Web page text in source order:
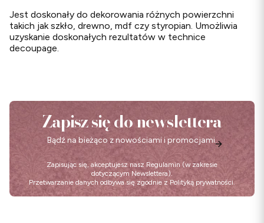
Jest doskonały do dekorowania różnych powierzchni
takich jak szkło, drewno, mdf czy styropian. Umożliwia
uzyskanie doskonałych rezultatów w technice
decoupage.
Zapisz się do newslettera
Bądź na bieżąco z nowościami i promocjami.
Zapisując się, akceptujesz nasz Regulamin (w zakresie
dotyczącym Newslettera).
Przetwarzanie danych odbywa się zgodnie z Polityką prywatności.